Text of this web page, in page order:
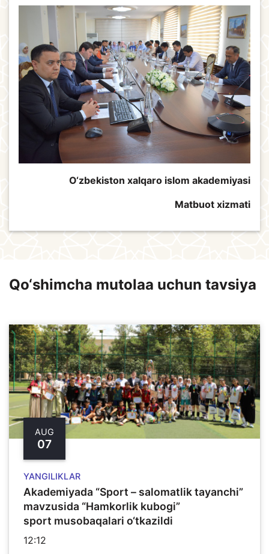
O‘zbekiston xalqaro islom akademiyasi
Matbuot xizmati
Qo‘shimcha mutolaa uchun tavsiya
AUG
07
YANGILIKLAR
Akademiyada “Sport – salomatlik tayanchi”
mavzusida “Hamkorlik kubogi”
sport musobaqalari o‘tkazildi
12:12